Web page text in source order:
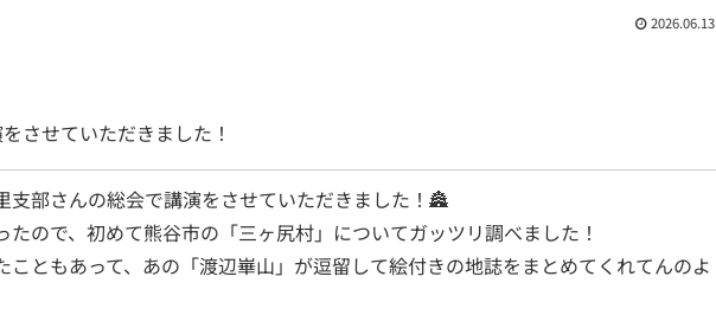
2026.06.13
させていただきました！
支部さんの総会で講演をさせていただきました！🏯
たので、初めて熊谷市の「三ヶ尻村」についてガッツリ調べました！
こともあって、あの「渡辺崋山」が逗留して絵付きの地誌をまとめてくれてんのよ